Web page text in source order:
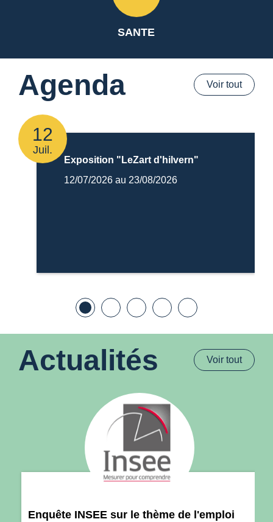
SANTE
Agenda Voir tout
12
Juil.
Exposition "LeZart d'hilvern"
12/07/2026 au 23/08/2026
Actualités Voir tout
Enquête INSEE sur le thème de l'emploi